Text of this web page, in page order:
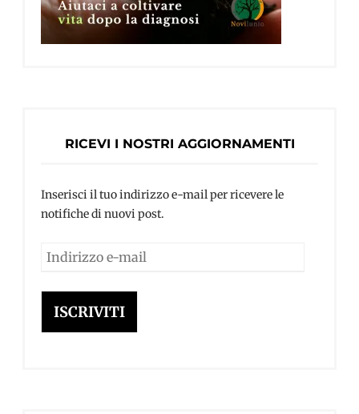
RICEVI I NOSTRI AGGIORNAMENTI
Inserisci il tuo indirizzo e-mail per ricevere le
notifiche di nuovi post.
Indirizzo
mail
ISCRIVITI